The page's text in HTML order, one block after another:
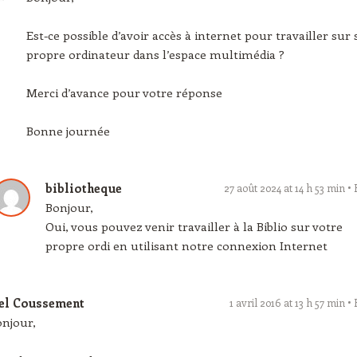
Est-ce possible d’avoir accès à internet pour travailler sur
propre ordinateur dans l’espace multimédia ?
Merci d’avance pour votre réponse
Bonne journée
bibliotheque 27 août 2024 at 14 h 53 min
Bonjour,
Oui, vous pouvez venir travailler à la Biblio sur votre
propre ordi en utilisant notre connexion Internet
Coussement 1 avril 2016 at 13 h 57 min